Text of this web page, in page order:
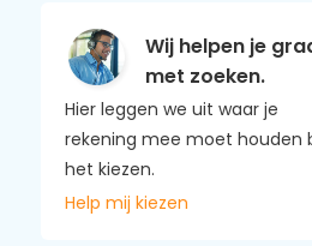
Wij helpen je
met zoeken.
Hier leggen we uit waar je
rekening mee moet houden
het kiezen.
Help mij kiezen